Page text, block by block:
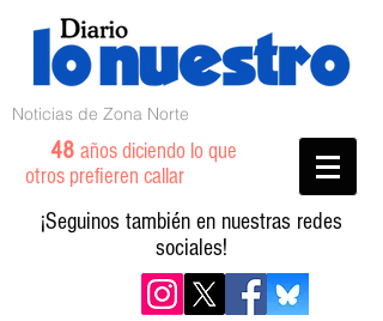
Noticias de Zona Norte
48 años diciendo lo que
otros prefieren callar
¡Seguinos también en nuestras redes
sociales!